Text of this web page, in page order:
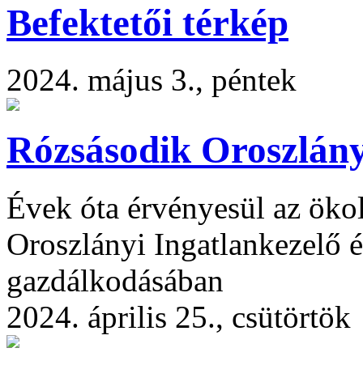
Befektetői térkép
2024. május 3., péntek
Rózsásodik
Évek óta érvényesül az
Oroszlányi Ingatlankezelő
gazdálkodásában
2024. április 25., csütörtök